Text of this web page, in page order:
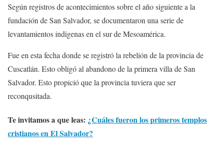
Según registros de acontecimientos sobre el año siguiente a la
fundación de San Salvador, se documentaron una serie de
levantamientos indígenas en el sur de Mesoamérica.
Fue en esta fecha donde se registró la rebelión de la provincia de
Cuscatlán. Esto obligó al abandono de la primera villa de San
Salvador. Esto propició que la provincia tuviera que ser
reconqusitada.
Te invitamos a que leas: ¿Cuáles fueron los primeros templos
cristianos en El Salvador?